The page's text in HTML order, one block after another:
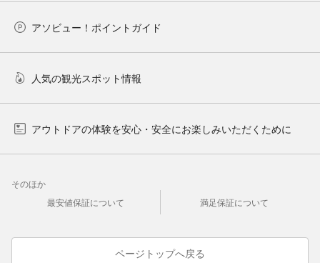
アソビュー！ポイントガイド
人気の観光スポット情報
アウトドアの体験を安心・安全にお楽しみいただくために
そのほか
最安値保証について
満足保証について
ページトップへ戻る